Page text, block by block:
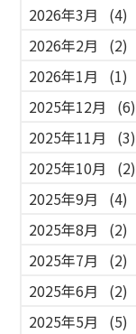
2026年3月
(4)
2026年2月
(2)
2026年1月
(1)
2025年12月
(6)
2025年11月
(3)
2025年10月
(2)
2025年9月
(4)
2025年8月
(2)
2025年7月
(2)
2025年6月
(2)
2025年5月
(5)